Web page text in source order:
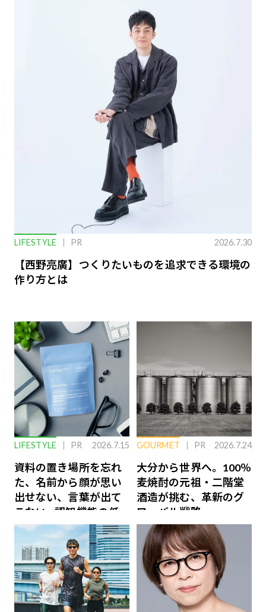
LIFESTYLE PR 2026.7.30
【西野亮廣】つくりたいものを追求できる環境の
作り方とは
LIFESTYLE PR 2026.7.15
資料の置き場所を忘れ
た、名前から顔が思い
出せない、言葉が出て
こない…認知機能の低
下を救う、脳のインナ
ーケアとは
GOURMET PR 2026.7.24
大分から世界へ。100％
麦焼酎の元祖・二階堂
酒造が挑む、革新のグ
ローバル戦略